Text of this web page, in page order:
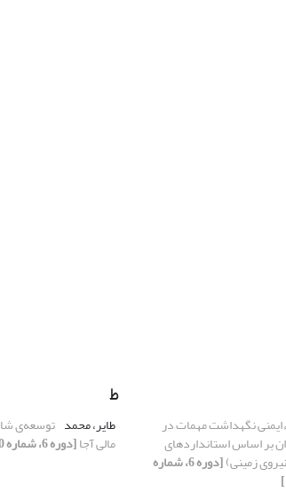
نگهداشت مهمات در
بر اساس استانداردهای
زمینی) [دوره 6، شماره
ط
طایر، محمد توسعه‌ی
مالی آجا[دوره 6، شماره 20، 1403، صفحه 29-56]